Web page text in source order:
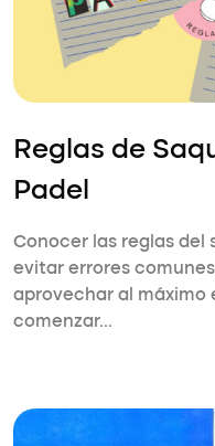
Reglas de
Padel
Conocer las reglas del
evitar errores
aprovechar al máximo
comenzar…